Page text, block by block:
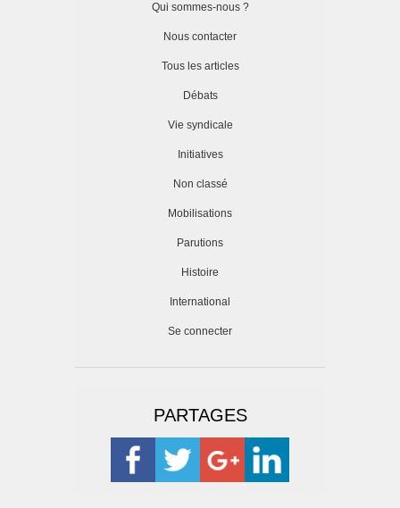
Qui sommes-nous ?
Nous contacter
Tous les articles
Débats
Vie syndicale
Initiatives
Non classé
Mobilisations
Parutions
Histoire
International
Se connecter
PARTAGES